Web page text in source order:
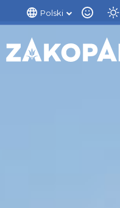
Polski